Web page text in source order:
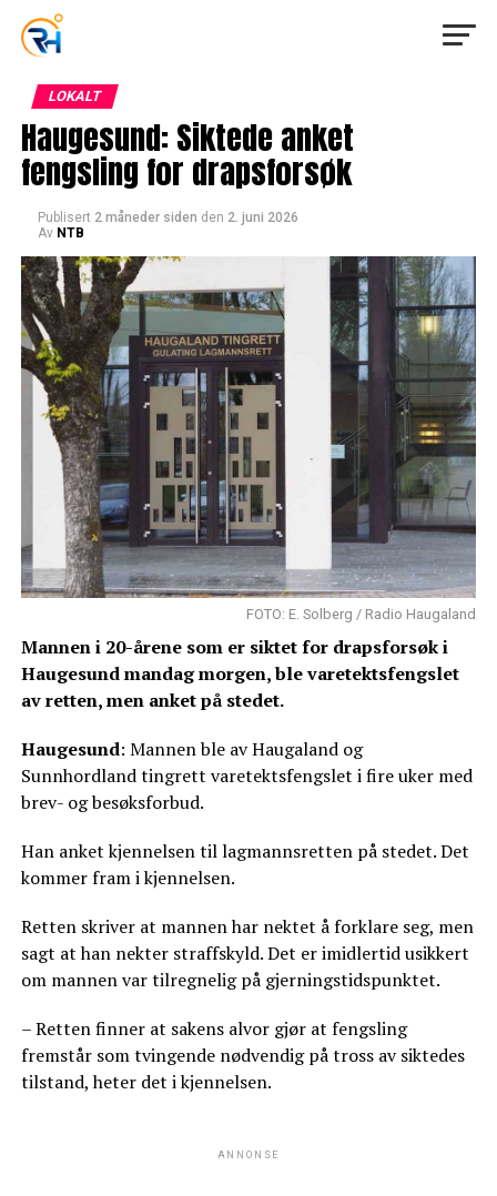
LOKALT
Haugesund: Siktede anket
fengsling for drapsforsøk
Publisert 2 måneder siden den 2. juni 2026
Av NTB
FOTO: E. Solberg / Radio Haugaland
Mannen i 20-årene som er siktet for drapsforsøk i
Haugesund mandag morgen, ble varetektsfengslet
av retten, men anket på stedet.
Haugesund: Mannen ble av Haugaland og
Sunnhordland tingrett varetektsfengslet i fire uker med
brev- og besøksforbud.
Han anket kjennelsen til lagmannsretten på stedet. Det
kommer fram i kjennelsen.
Retten skriver at mannen har nektet å forklare seg, men
sagt at han nekter straffskyld. Det er imidlertid usikkert
om mannen var tilregnelig på gjerningstidspunktet.
– Retten finner at sakens alvor gjør at fengsling
fremstår som tvingende nødvendig på tross av siktedes
tilstand, heter det i kjennelsen.
ANNONSE